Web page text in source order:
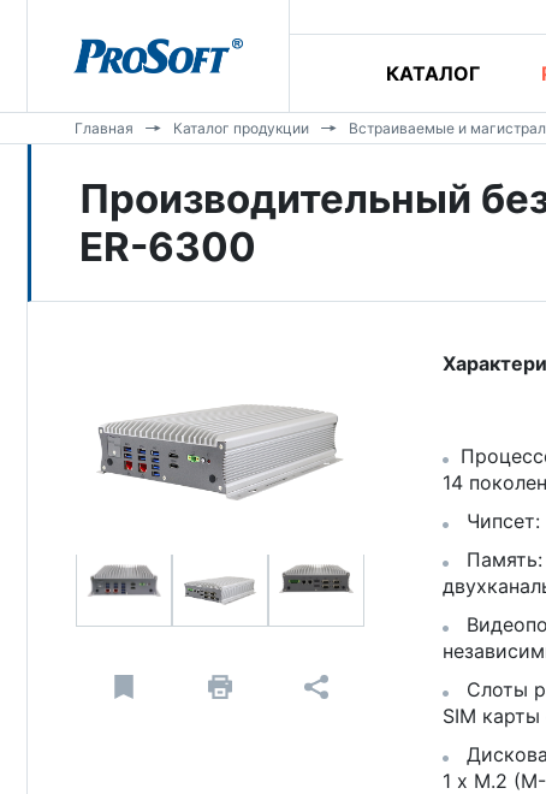
КАТАЛОГ
Главная Каталог продукции Встраиваемые и
Производительный
ER-6300
14
Слоты
SIM
1 x M.2